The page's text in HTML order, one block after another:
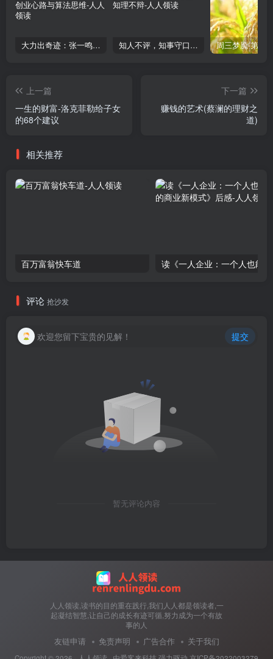
大力出奇迹：张一鸣的创业心路与算法思维 知人不评，知事守口，知理不辩
上一篇
一生的财富-洛克菲勒给子女
的68个建议
下一篇
赚钱的艺术(蔡澜的理财之
道)
相关推荐
百万富翁快车道
评论 抢沙发
欢迎您留下宝贵的见解！ 提交
暂无评论内容
人人领读,读书的目的重在践行,我们人人都是领读者,一
起凝结智慧,让自己的成长有迹可循,努力成为一个有故
事的人
友链申请 免责声明 广告合作 关于我们